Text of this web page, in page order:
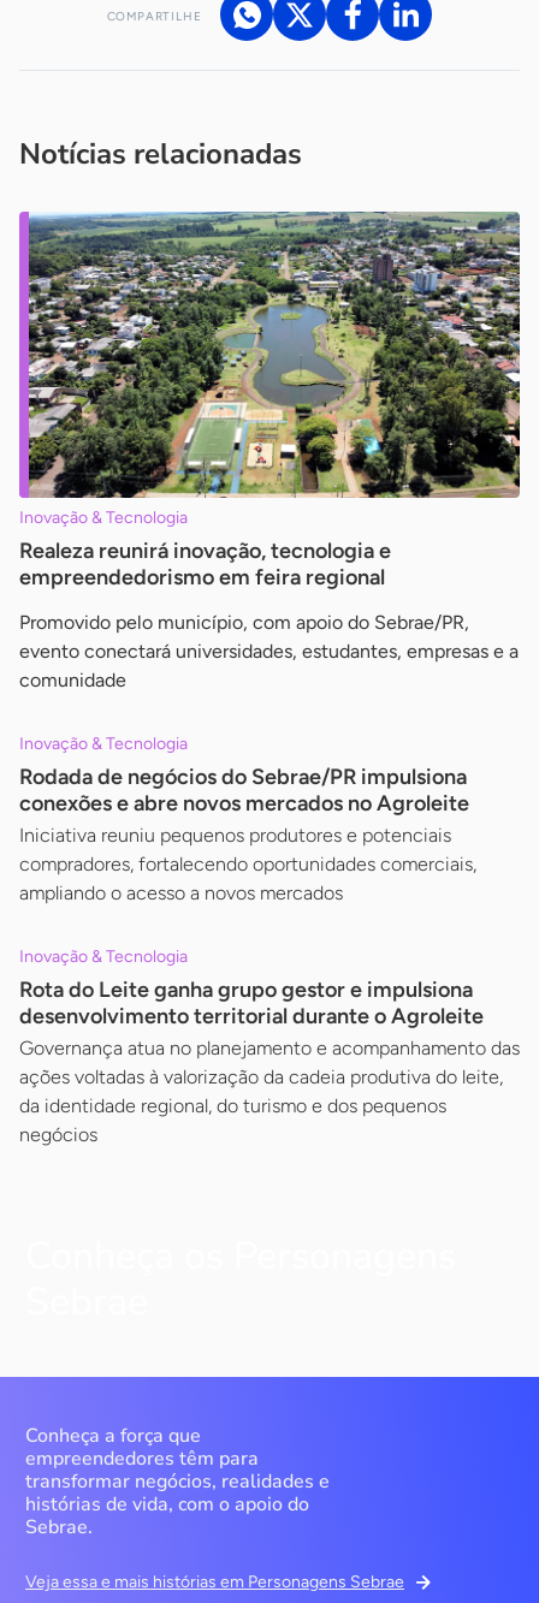
COMPARTILHE
Notícias relacionadas
Inovação & Tecnologia
Realeza reunirá inovação, tecnologia e
empreendedorismo em feira regional
Promovido pelo município, com apoio do Sebrae/PR,
evento conectará universidades, estudantes, empresas e a
comunidade
Inovação & Tecnologia
Rodada de negócios do Sebrae/PR impulsiona
conexões e abre novos mercados no Agroleite
Iniciativa reuniu pequenos produtores e potenciais
compradores, fortalecendo oportunidades comerciais,
ampliando o acesso a novos mercados
Inovação & Tecnologia
Rota do Leite ganha grupo gestor e impulsiona
desenvolvimento territorial durante o Agroleite
Governança atua no planejamento e acompanhamento das
ações voltadas à valorização da cadeia produtiva do leite,
da identidade regional, do turismo e dos pequenos
negócios
Conheça a força que
empreendedores têm para
transformar negócios, realidades e
histórias de vida, com o apoio do
Sebrae.
Veja essa e mais histórias em Personagens Sebrae